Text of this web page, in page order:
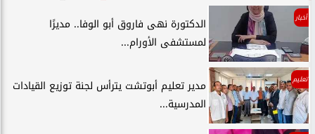
أخبار
الدكتورة نهى فاروق أبو الوفا.. مديرًا
لمستشفى الأورام...
تعليم
مدير تعليم أبوتشت يترأس لجنة توزيع القيادات
المدرسية...